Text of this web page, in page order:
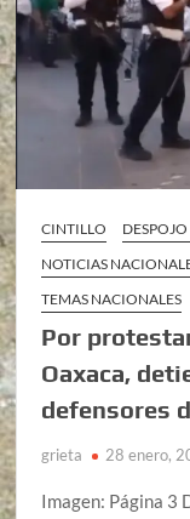
CINTILLO
NOTICIAS
TEMAS NACIONALES
Por
Oaxaca,
defensores
grieta 28 enero,
Imagen: Página 3